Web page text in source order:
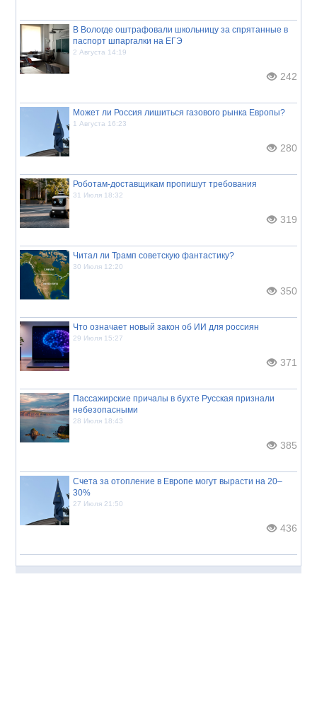
В Вологде оштрафовали школьницу за спрятанные в
паспорт шпаргалки на ЕГЭ
2 Августа 14:19
242
Может ли Россия лишиться газового рынка Европы?
1 Августа 16:23
280
Роботам-доставщикам пропишут требования
31 Июля 18:32
319
Читал ли Трамп советскую фантастику?
30 Июля 12:20
350
Что означает новый закон об ИИ для россиян
29 Июля 15:27
371
Пассажирские причалы в бухте Русская признали
небезопасными
28 Июля 18:43
385
Счета за отопление в Европе могут вырасти на 20–
30%
27 Июля 21:50
436